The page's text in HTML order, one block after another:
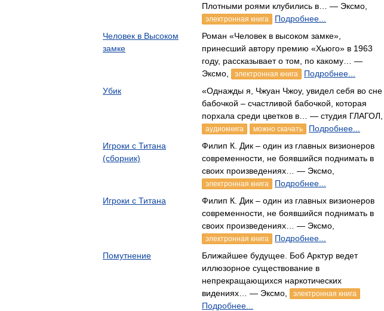
Плотными роями клубились в… — Эксмо,
электронная книга Подробнее...
Человек в Высоком
замке
Роман «Человек в высоком замке»,
принесший автору премию «Хьюго» в 1963
году, рассказывает о том, по какому… —
Эксмо,
электронная книга Подробнее...
Убик
«Однажды я, Чжуан Чжоу, увидел себя во сне
бабочкой – счастливой бабочкой, которая
порхала среди цветков в… — студия ГЛАГОЛ,
аудиокнига можно скачать Подробнее...
Игроки с Титана
(сборник)
Филип К. Дик – один из главных визионеров
современности, не боявшийся поднимать в
своих произведениях… — Эксмо,
электронная книга Подробнее...
Игроки с Титана
Филип К. Дик – один из главных визионеров
современности, не боявшийся поднимать в
своих произведениях… — Эксмо,
электронная книга Подробнее...
Помутнение
Ближайшее будущее. Боб Арктур ведет
иллюзорное существование в
непрекращающихся наркотических
видениях… — Эксмо,
электронная книга
Подробнее...